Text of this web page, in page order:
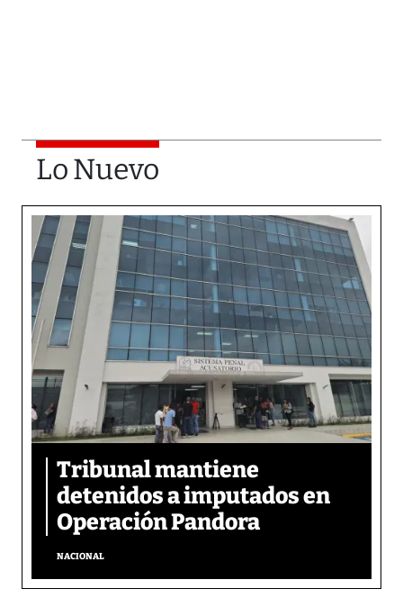
Lo Nuevo
Tribunal mantiene
detenidos a imputados en
Operación Pandora
NACIONAL